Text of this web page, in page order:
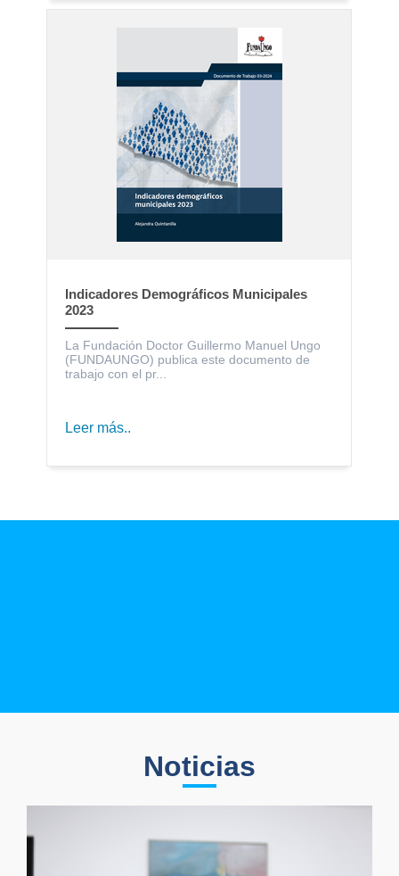
Indicadores Demográficos Municipales
2023
La Fundación Doctor Guillermo Manuel Ungo
(FUNDAUNGO) publica este documento de
trabajo con el pr...
Leer más..
Noticias